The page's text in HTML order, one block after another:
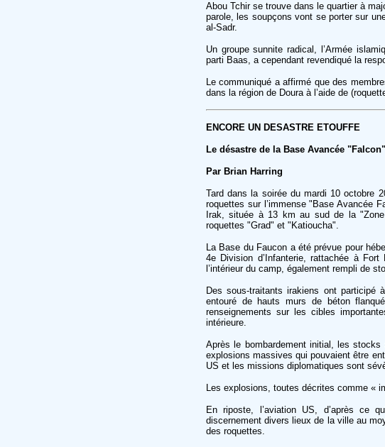
Abou Tchir se trouve dans le quartier à
parole, les soupçons vont se porter sur
al-Sadr.
Un groupe sunnite radical, l’Armée
parti Baas, a cependant revendiqué la
Le communiqué a affirmé que des
dans la région de Doura à l’aide de
ENCORE UN DESASTRE ETOUFFE
Le désastre de la Base Avancée "Falcon"
Par Brian Harring
Tard dans la soirée du mardi 10 octobre
roquettes sur l’immense "Base Avancée
Irak, située à 13 km au sud de la
roquettes "Grad" et "Katioucha".
La Base du Faucon a été prévue pour
4e Division d’Infanterie, rattachée à
l’intérieur du camp, également rempli de
Des sous-traitants irakiens ont participé
entouré de hauts murs de béton
renseignements sur les cibles
intérieure.
Après le bombardement initial, les
explosions massives qui pouvaient être
US et les missions diplomatiques sont
Les explosions, toutes décrites comme «
En riposte, l’aviation US, d’après ce
discernement divers lieux de la ville au
des roquettes.